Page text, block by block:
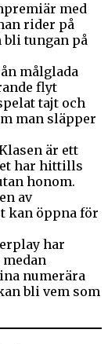
med
rider på
bli tungan på
målglada
flyt
tajt och
man släpper
är ett
har hittills
honom.
av
kan öppna för
har
numerära
bli vem som